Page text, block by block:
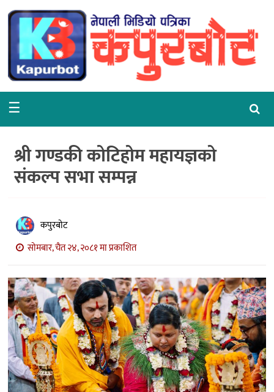
गृहपृष्ठ
समाचार
राजनीति
वरपर
शिक्षा
विचार
अन्तर्वार्ता
मनोरञ्जन
खेल
प्रविधि
भिडियो
☰
श्री गण्डकी कोटिहोम महायज्ञको
संकल्प सभा सम्पन्न
कपुरबोट
सोमबार, चैत २४, २०८१ मा प्रकाशित